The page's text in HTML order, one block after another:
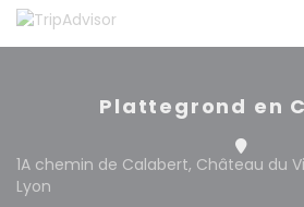
Plattegrond en
1A chemin de Calabert, Château du
Lyon